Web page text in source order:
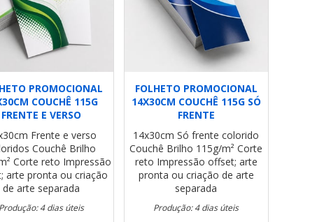
PROMOCIONAL
COUCHÊ 115G
FRENTE E VERSO
Frente e verso
Couchê Brilho
Corte reto Impressão
arte pronta ou criação
de arte separada
Produção: 4 dias úteis
FOLHETO PROMOCIONAL
14X30CM COUCHÊ 115G SÓ
FRENTE
14x30cm Só frente colorido
Couchê Brilho 115g/m² Corte
reto Impressão offset; arte
pronta ou criação de arte
separada
Produção: 4 dias úteis